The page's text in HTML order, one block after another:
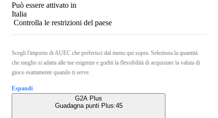
Può essere attivato in
Italia
Controlla le restrizioni del paese
Scegli l'importo di AUEC che preferisci dal menu qui sopra. Seleziona la quantità
che meglio si adatta alle tue esigenze e goditi la flessibilità di acquistare la valuta di
gioco esattamente quando ti serve.
Espandi
G2A Plus
Guadagna punti Plus:45